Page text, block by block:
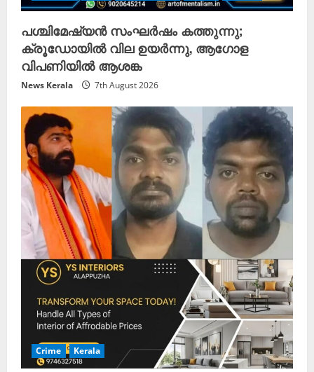
പശ്ചിമേഷ്യൻ സംഘർഷം കത്തുന്നു;
ക്രൂഡോയിൽ വില ഉയർന്നു, ആഗോള
വിപണിയിൽ ആശങ്ക
News Kerala 7th August 2026
Crime Kerala